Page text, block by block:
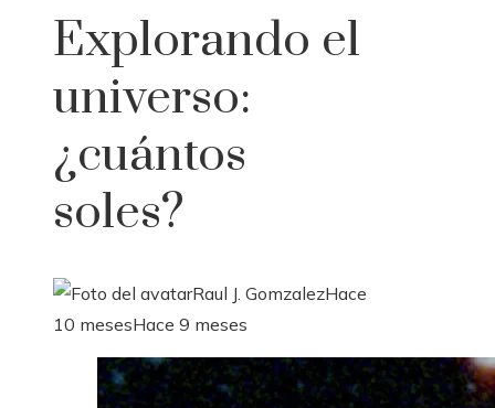
Explorando el
universo:
¿cuántos
soles?
Raul J. GomzalezHace
10 mesesHace 9 meses